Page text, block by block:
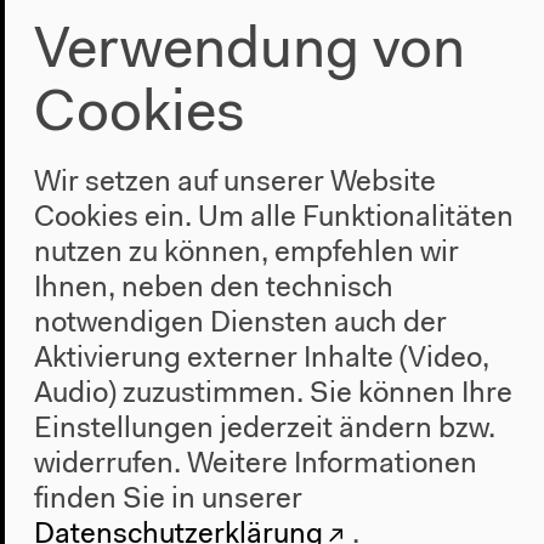
Livestream mit deutscher Übersetzung aufhkw.de
Wir empfehlen, den eigenen Laptop oder das eigene
Verwendung von
Cookies
Wir setzen auf unserer Website
Cookies ein. Um alle Funktionalitäten
nutzen zu können, empfehlen wir
Ihnen, neben den technisch
notwendigen Diensten auch der
Aktivierung externer Inhalte (Video,
Audio) zuzustimmen. Sie können Ihre
Einstellungen jederzeit ändern bzw.
widerrufen. Weitere Informationen
finden Sie in unserer
Datenschutzerklärung
.